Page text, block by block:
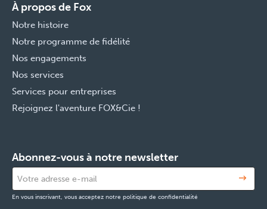
À propos de Fox
Notre histoire
Notre programme de fidélité
Nos engagements
Nos services
Services pour entreprises
Rejoignez l'aventure FOX&Cie !
Abonnez-vous à notre newsletter
En vous inscrivant, vous acceptez notre politique de confidentialité